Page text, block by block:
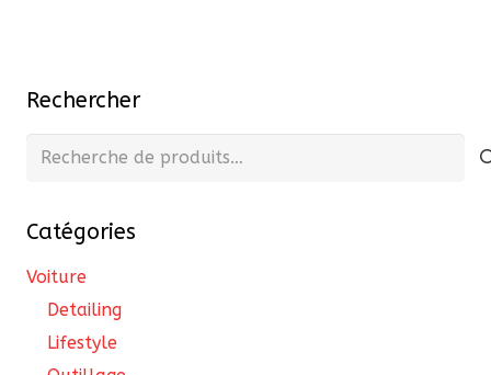
Rechercher
Recherche
Catégories
Voiture
Detailing
Lifestyle